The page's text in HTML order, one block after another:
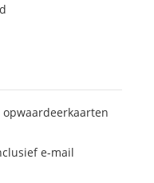
e-mail